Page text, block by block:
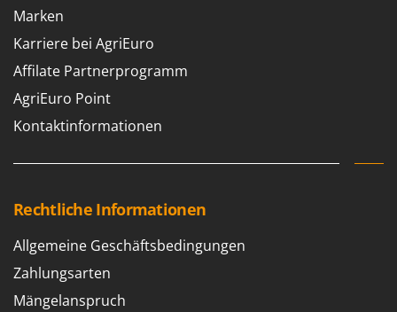
Marken
Karriere bei AgriEuro
Affilate Partnerprogramm
AgriEuro Point
Kontaktinformationen
Rechtliche Informationen
Allgemeine Geschäftsbedingungen
Zahlungsarten
Mängelanspruch